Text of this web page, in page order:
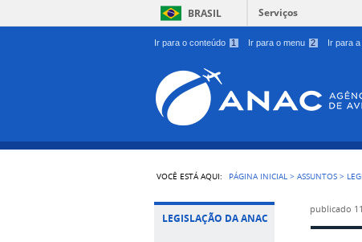
Ir para o conteúdo 1 Ir para o menu 2 Ir para
BRASIL Serviços
VOCÊ ESTÁ AQUI: PÁGINA INICIAL >ASSUNTOS >
LEGISLAÇÃO DA ANAC
publicado